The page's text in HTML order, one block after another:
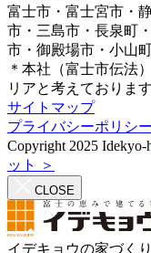
富士市・富士宮市・
市・三島市・長泉町
市・御殿場市・小山
＊本社（富士市伝法
リアと考えております
サイトマップ
プライバシーポリシー
Copyright 2025 Idekyo-
ット ＞
CLOSE
イデキョウの家づくり